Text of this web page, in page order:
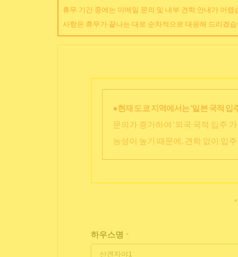
휴무 기간 중에는 이메일 문의 및 내부 견학 안내가 어
사항은 휴무가 끝나는 대로 순차적으로 대응해 드리겠
●현재 도쿄 지역에서는 ‘일본 국적
문의가 증가하여 ‘외국 국적 입주
능성이 높기 때문에, 견학 없이 입
*
하우스명 *